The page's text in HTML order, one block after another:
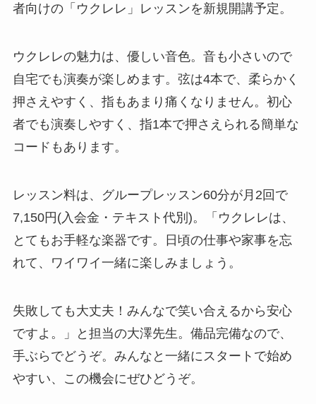
者向けの「ウクレレ」レッスンを新規開講予定。
ウクレレの魅力は、優しい音色。音も小さいので
自宅でも演奏が楽しめます。弦は4本で、柔らかく
押さえやすく、指もあまり痛くなりません。初心
者でも演奏しやすく、指1本で押さえられる簡単な
コードもあります。
レッスン料は、グループレッスン60分が月2回で
7,150円(入会金・テキスト代別)。「ウクレレは、
とてもお手軽な楽器です。日頃の仕事や家事を忘
れて、ワイワイ一緒に楽しみましょう。
失敗しても大丈夫！みんなで笑い合えるから安心
ですよ。」と担当の大澤先生。備品完備なので、
手ぶらでどうぞ。みんなと一緒にスタートで始め
やすい、この機会にぜひどうぞ。